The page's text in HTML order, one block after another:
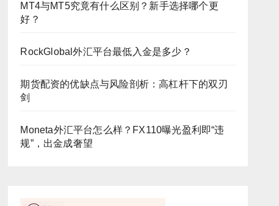
MT4与MT5究竟有什么区别？新手选择哪个更
好？
RockGlobal外汇平台最低入金是多少？
期货配资的优缺点与风险剖析：高杠杆下的双刃
剑
Moneta外汇平台怎么样？FX110曝光盈利即“违
规”，出金成奢望